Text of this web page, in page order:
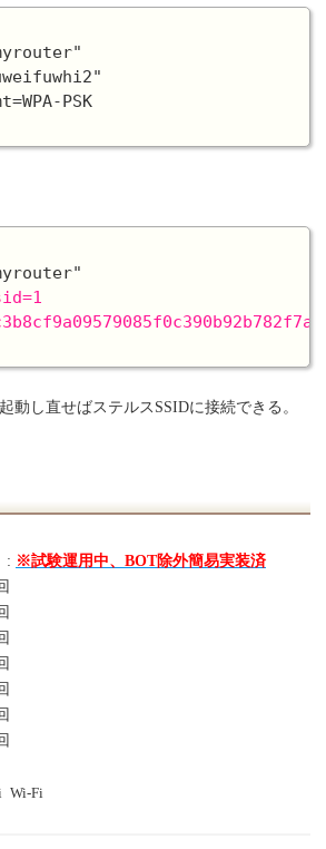
PSK
動し直せばステルスSSIDに接続できる。
: ※試験運用中、BOT除外簡易実装済
Wi-Fi